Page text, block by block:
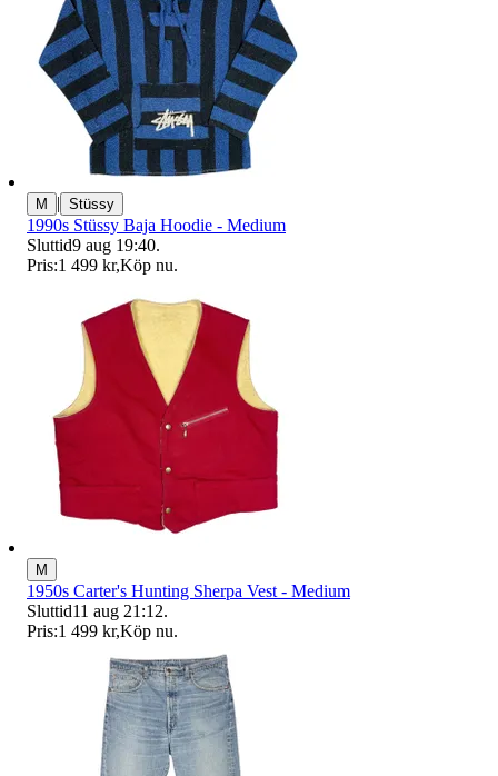
M | Stüssy
1990s Stüssy Baja Hoodie - Medium
Sluttid9 aug 19:40.
Pris:1 499 kr,Köp nu.
M
1950s Carter's Hunting Sherpa Vest - Medium
Sluttid11 aug 21:12.
Pris:1 499 kr,Köp nu.